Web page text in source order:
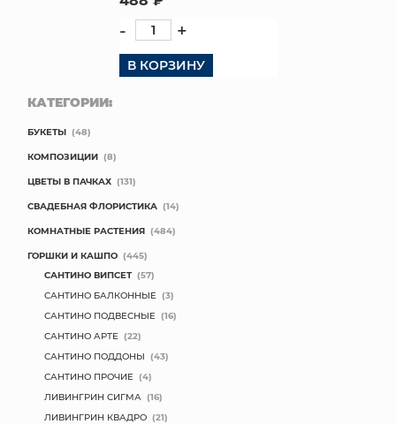
- +
В КОРЗИНУ
КАТЕГОРИИ:
БУКЕТЫ (48)
КОМПОЗИЦИИ (8)
ЦВЕТЫ В ПАЧКАХ (131)
СВАДЕБНАЯ ФЛОРИСТИКА (14)
КОМНАТНЫЕ РАСТЕНИЯ (484)
ГОРШКИ И КАШПО (445)
САНТИНО ВИПСЕТ (57)
САНТИНО БАЛКОННЫЕ (3)
САНТИНО ПОДВЕСНЫЕ (16)
САНТИНО АРТЕ (22)
САНТИНО ПОДДОНЫ (43)
САНТИНО ПРОЧИЕ (4)
ЛИВИНГРИН СИГМА (16)
ЛИВИНГРИН КВАДРО (21)